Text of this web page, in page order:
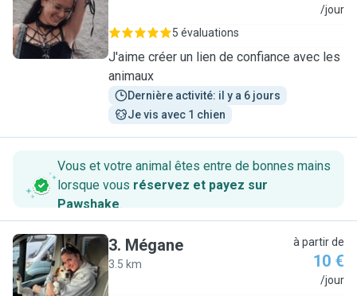
A
/jour
5 évaluations
J'aime créer un lien de confiance avec les
animaux
Dernière activité: il y a 6 jours
Je vis avec 1 chien
Vous et votre animal êtes entre de bonnes mains
lorsque vous réservez et payez sur
Pawshake.
M
3. Mégane
3.5 km
à partir de
10 €
/jour